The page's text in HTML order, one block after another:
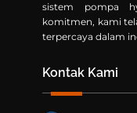
sistem pompa
komitmen, kami
terpercaya dalam
Kontak Kami